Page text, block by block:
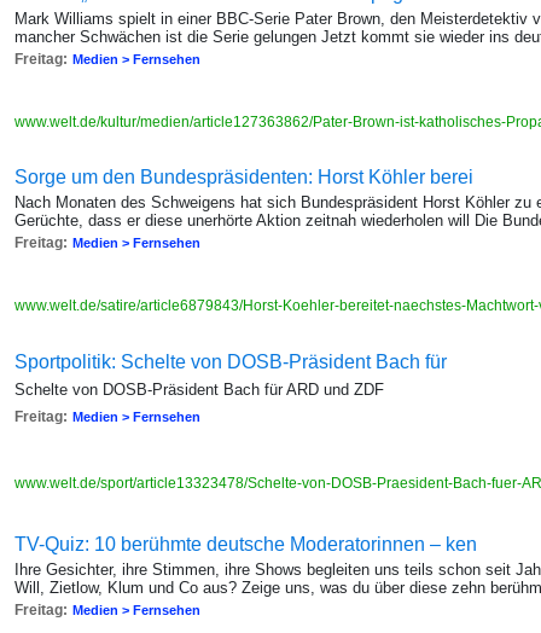
Mark Williams spielt in einer BBC-Serie Pater Brown, den Meisterdetektiv
mancher Schwächen ist die Serie gelungen Jetzt kommt sie wieder ins
Freitag: Medien > Fernsehen
www.welt.de/kultur/medien/article127363862/Pater-Brown-ist-katholisches-
Sorge um den Bundespräsidenten: Horst Köhler berei
Nach Monaten des Schweigens hat sich Bundespräsident Horst Köhler zu
Gerüchte, dass er diese unerhörte Aktion zeitnah wiederholen will Die
Freitag: Medien > Fernsehen
www.welt.de/satire/article6879843/Horst-Koehler-bereitet-naechstes-
Sportpolitik: Schelte von DOSB-Präsident Bach für
Schelte von DOSB-Präsident Bach für ARD und ZDF
Freitag: Medien > Fernsehen
www.welt.de/sport/article13323478/Schelte-von-DOSB-Praesident-Bach-fuer-
TV-Quiz: 10 berühmte deutsche Moderatorinnen – ken
Ihre Gesichter, ihre Stimmen, ihre Shows begleiten uns teils schon seit
Will, Zietlow, Klum und Co aus? Zeige uns, was du über diese zehn
Freitag: Medien > Fernsehen